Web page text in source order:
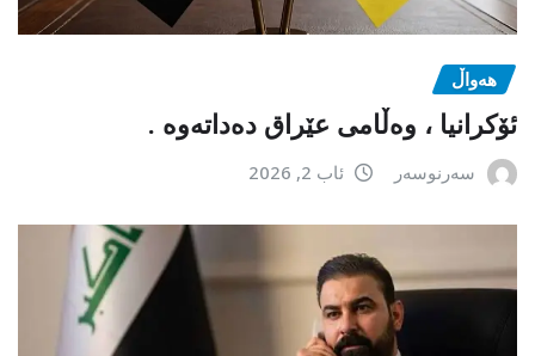
هەواڵ
ئۆکرانیا ، وەڵامی عێراق دەداتەوە .
سەرنوسەر ئاب 2, 2026